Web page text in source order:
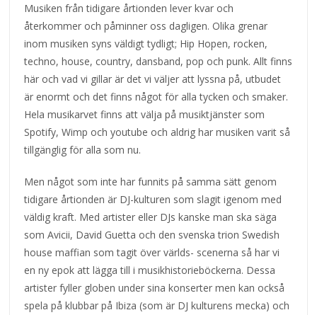
Musiken från tidigare årtionden lever kvar och
återkommer och påminner oss dagligen. Olika grenar
inom musiken syns väldigt tydligt; Hip Hopen, rocken,
techno, house, country, dansband, pop och punk. Allt finns
här och vad vi gillar är det vi väljer att lyssna på, utbudet
är enormt och det finns något för alla tycken och smaker.
Hela musikarvet finns att välja på musiktjänster som
Spotify, Wimp och youtube och aldrig har musiken varit så
tillgänglig för alla som nu.
Men något som inte har funnits på samma sätt genom
tidigare årtionden är DJ-kulturen som slagit igenom med
väldig kraft. Med artister eller DJs kanske man ska säga
som Avicii, David Guetta och den svenska trion Swedish
house maffian som tagit över världs- scenerna så har vi
en ny epok att lägga till i musikhistorieböckerna. Dessa
artister fyller globen under sina konserter men kan också
spela på klubbar på Ibiza (som är DJ kulturens mecka) och